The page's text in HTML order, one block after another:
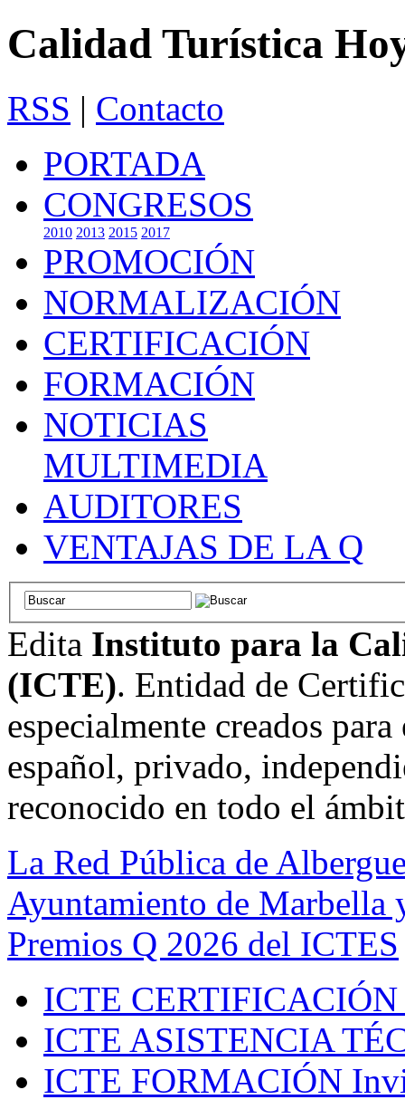
Calidad Turística
RSS | Contacto
PORTADA
CONGRESOS
2010 2013 2015 2017
PROMOCIÓN
NORMALIZACIÓN
CERTIFICACIÓN
FORMACIÓN
NOTICIAS
MULTIMEDIA
AUDITORES
VENTAJAS DE LA Q
Edita Instituto para la
(ICTE). Entidad de
especialmente creados
español, privado,
reconocido en todo el
La Red Pública de
Ayuntamiento de Marbella
Premios Q 2026 del ICTES
ICTE CERTIFICACIÓN
ICTE ASISTENCIA
ICTE FORMACIÓN